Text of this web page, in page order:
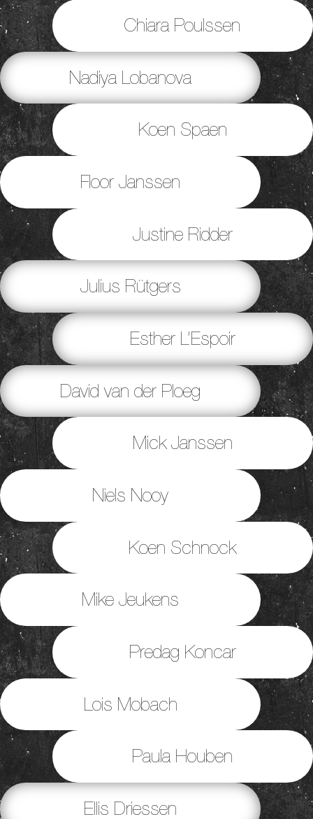
Chiara Poulssen
Nadiya Lobanova
Koen Spaen
Floor Janssen
Justine Ridder
Julius Rütgers
Esther L’Espoir
David van der Ploeg
Mick Janssen
Niels Nooy
Koen Schnock
Mike Jeukens
Predag Koncar
Lois Mobach
Paula Houben
Ellis Driessen